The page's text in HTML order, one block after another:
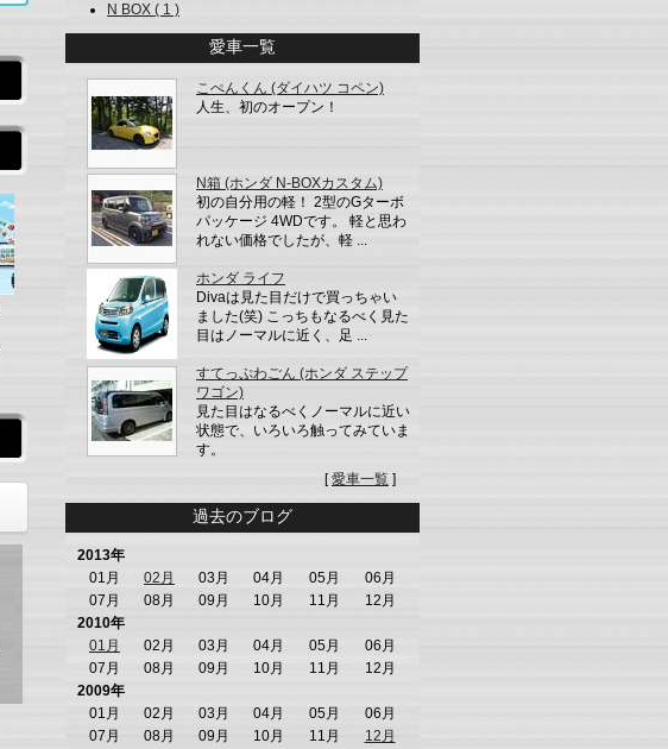
N BOX ( 1 )
愛車一覧
こぺんくん (ダイハツ コペン)
人生、初のオープン！
N箱 (ホンダ N-BOXカスタム)
初の自分用の軽！ 2型のGターボ
パッケージ 4WDです。 軽と思わ
れない価格でしたが、軽 ...
ホンダ ライフ
Divaは見た目だけで買っちゃい
ました(笑) こっちもなるべく見た
目はノーマルに近く、足 ...
すてっぷわごん (ホンダ ステップ
ワゴン)
見た目はなるべくノーマルに近い
状態で、いろいろ触ってみていま
す。
[愛車一覧 ]
過去のブログ
2013年
01月
02月 03月 04月 05月
06月
07月
08月 09月 10月 11月
12月
2010年
01月
02月 03月 04月 05月
06月
07月
08月 09月 10月 11月
12月
2009年
01月
02月 03月 04月 05月
06月
07月
08月 09月 10月 11月 12月